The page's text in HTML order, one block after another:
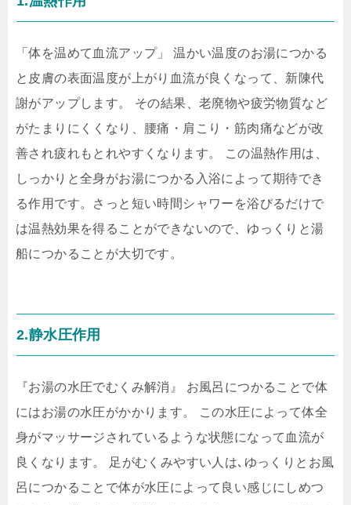
「体を温めて血流アップ」 温かい温度のお湯につかる
と皮膚の表面温度が上がり血流が良くなって、新陳代
謝がアップします。 その結果、老廃物や疲労物質など
がたまりにくくなり、腰痛・肩こり・筋肉痛などが改
善され疲れもとれやすくなります。 この温熱作用は、
しっかりと全身がお湯につかる入浴によって期待でき
る作用です。さっと短い時間シャワーを浴びるだけで
は温熱効果を得ることができないので、ゆっくりと湯
船につかることが大切です。
2.静水圧作用
『お湯の水圧でむくみ解消』 お風呂につかることで体
にはお湯の水圧がかかります。 この水圧によって体全
身がマッサージされているような状態になって血流が
良くなります。 足がむくみやすい人は､ゆっくりとお風
呂につかることで体が水圧によって良い感じにしめつ